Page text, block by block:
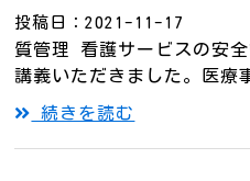
投稿日：2021-11-17
質管理 看護サービスの安
講義いただきました。医
続きを読む